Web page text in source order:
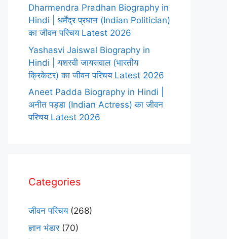
Dharmendra Pradhan Biography in
Hindi | धर्मेंद्र प्रधान (Indian Politician)
का जीवन परिचय Latest 2026
Yashasvi Jaiswal Biography in
Hindi | यशस्वी जायसवाल (भारतीय
क्रिकेटर) का जीवन परिचय Latest 2026
Aneet Padda Biography in Hindi |
अनीत पड्डा (Indian Actress) का जीवन
परिचय Latest 2026
Categories
जीवन परिचय(268)
ज्ञान भंडार(70)